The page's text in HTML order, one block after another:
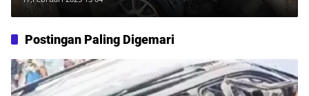
Postingan Paling Digemari